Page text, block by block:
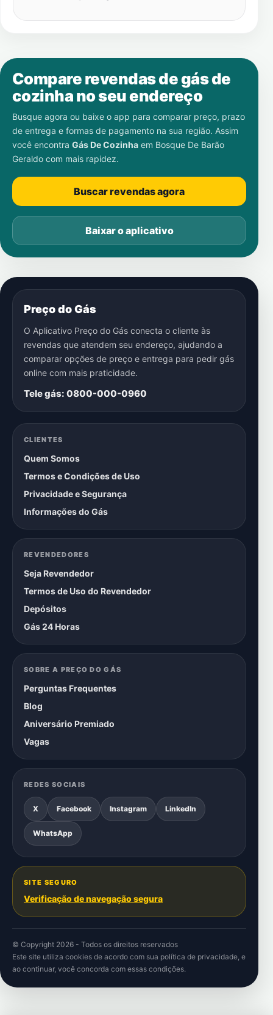
Compare revendas de gás de
cozinha no seu endereço
Busque agora ou baixe o app para comparar preço, prazo
de entrega e formas de pagamento na sua região. Assim
você encontra Gás De Cozinha em Bosque De Barão
Geraldo com mais rapidez.
Buscar revendas agora
Baixar o aplicativo
Preço do Gás
O Aplicativo Preço do Gás conecta o cliente às
revendas que atendem seu endereço, ajudando a
comparar opções de preço e entrega para pedir gás
online com mais praticidade.
Tele gás: 0800-000-0960
CLIENTES
Quem Somos
Termos e Condições de Uso
Privacidade e Segurança
Informações do Gás
REVENDEDORES
Seja Revendedor
Termos de Uso do Revendedor
Depósitos
Gás 24 Horas
SOBRE A PREÇO DO GÁS
Perguntas Frequentes
Blog
Aniversário Premiado
Vagas
REDES SOCIAIS
X Facebook Instagram LinkedIn
WhatsApp
SITE SEGURO
Verificação de navegação segura
© Copyright 2026 - Todos os direitos reservados
Este site utiliza cookies de acordo com sua política de privacidade, e
ao continuar, você concorda com essas condições.